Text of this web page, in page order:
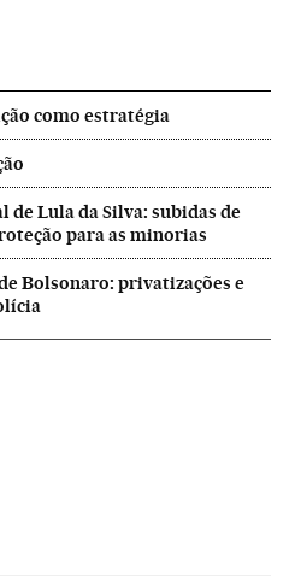
como estratégia
Lula da Silva: subidas de
para as minorias
Bolsonaro: privatizações e